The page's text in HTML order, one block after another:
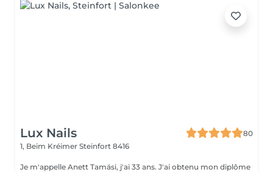
Lux Nails
80
1, Beim Kréimer Steinfort 8416
Je m'appelle Anett Tamási, j'ai 33 ans. J'ai obtenu mon diplôme